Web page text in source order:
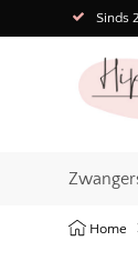
Sinds
Home